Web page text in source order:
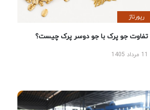
رپورتاژ
تفاوت جو پرک با جو دوسر پرک چیست؟